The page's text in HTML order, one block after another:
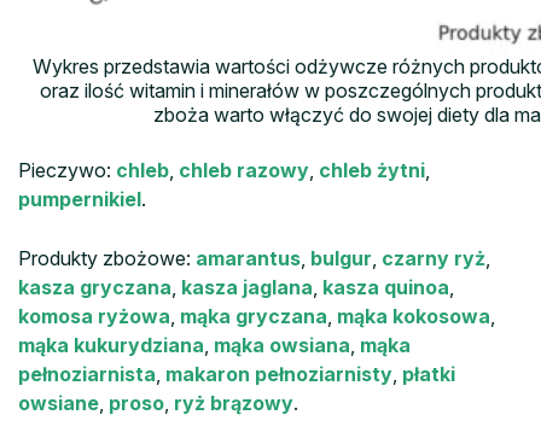
Wykres przedstawia wartości odżywcze różnych
oraz ilość witamin i minerałów w poszczególnych
zboża warto włączyć do swojej diety dla
Pieczywo: chleb, chleb razowy, chleb żytni,
pumpernikiel.
Produkty zbożowe: amarantus, bulgur, czarny ryż,
kasza gryczana, kasza jaglana, kasza quinoa,
komosa ryżowa, mąka gryczana, mąka kokosowa,
mąka kukurydziana, mąka owsiana, mąka
pełnoziarnista, makaron pełnoziarnisty, płatki
owsiane, proso, ryż brązowy.